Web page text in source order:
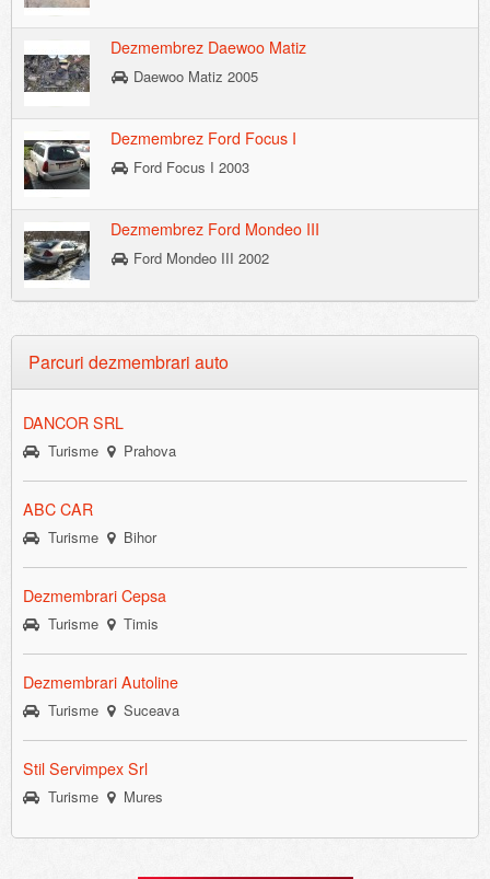
Dezmembrez Daewoo Matiz
Daewoo Matiz 2005
Dezmembrez Ford Focus I
Ford Focus I 2003
Dezmembrez Ford Mondeo III
Ford Mondeo III 2002
Parcuri dezmembrari auto
DANCOR SRL
Turisme Prahova
ABC CAR
Turisme Bihor
Dezmembrari Cepsa
Turisme Timis
Dezmembrari Autoline
Turisme Suceava
Stil Servimpex Srl
Turisme Mures